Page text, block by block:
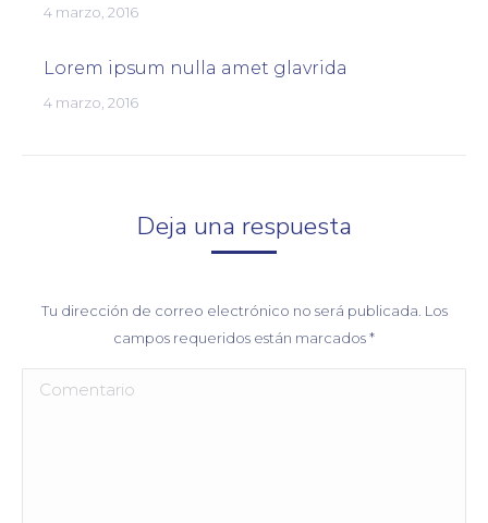
4 marzo, 2016
Lorem ipsum nulla amet glavrida
4 marzo, 2016
Deja una respuesta
Tu dirección de correo electrónico no será publicada. Los
campos requeridos están marcados*
Comentario